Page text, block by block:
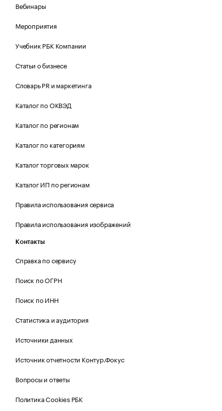
Вебинары
Мероприятия
Учебник РБК Компании
Статьи о бизнесе
Словарь PR и маркетинга
Каталог по ОКВЭД
Каталог по регионам
Каталог по категориям
Каталог торговых марок
Каталог ИП по регионам
Правила использования сервиса
Правила использования изображений
Контакты
Справка по сервису
Поиск по ОГРН
Поиск по ИНН
Статистика и аудитория
Источники данных
Источник отчетности Контур.Фокус
Вопросы и ответы
Политика Cookies РБК